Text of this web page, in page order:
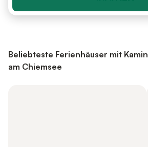
Beliebteste Ferienhäuser mit Kamin
am Chiemsee